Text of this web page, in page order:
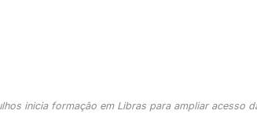
inicia formação em Libras para ampliar acesso